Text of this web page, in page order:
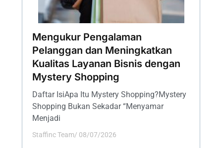
Mengukur Pengalaman
Pelanggan dan Meningkatkan
Kualitas Layanan Bisnis dengan
Mystery Shopping
Daftar IsiApa Itu Mystery Shopping?Mystery
Shopping Bukan Sekadar “Menyamar
Menjadi
Staffinc Team/ 08/07/2026